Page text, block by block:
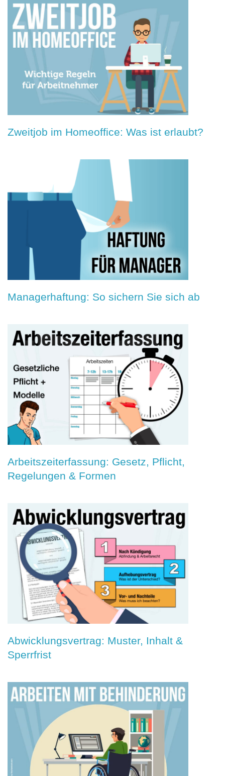
Zweitjob im Homeoffice: Was ist erlaubt?
Managerhaftung: So sichern Sie sich ab
Arbeitszeiterfassung: Gesetz, Pflicht,
Regelungen & Formen
Abwicklungsvertrag: Muster, Inhalt &
Sperrfrist